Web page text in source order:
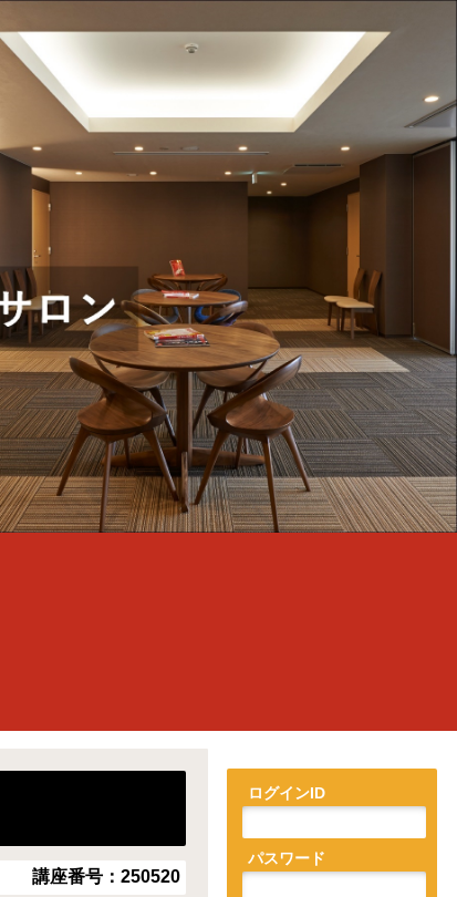
講座番号： 250520
ログインID
パスワード